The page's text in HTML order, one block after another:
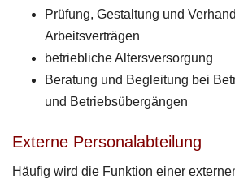
Prüfung, Gestaltung und
Arbeitsverträgen
betriebliche Altersversorgung
Beratung und Begleitung bei
und Betriebsübergängen
Externe Personalabteilung
Häufig wird die Funktion einer